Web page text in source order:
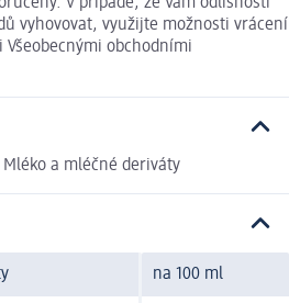
vyhovovat, využijte možnosti vrácení
obchodními
a mléčné deriváty
na 100 ml